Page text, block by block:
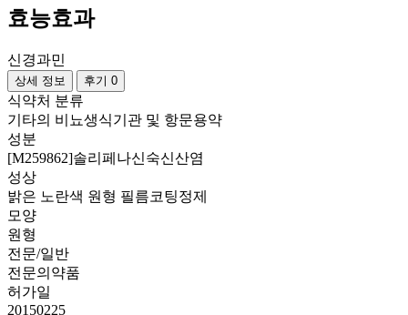
효능효과
신경과민
상세 정보 후기 0
식약처 분류
기타의 비뇨생식기관 및 항문용약
성분
[M259862]솔리페나신숙신산염
성상
밝은 노란색 원형 필름코팅정제
모양
원형
전문/일반
전문의약품
허가일
20150225